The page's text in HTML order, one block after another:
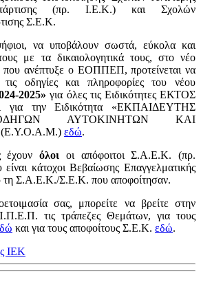
(πρ. Ι.Ε.Κ.) και Σχολών
Σ.Ε.Κ.
να υποβάλουν σωστά, εύκολα και
με τα δικαιολογητικά τους, στο νέο
που ανέπτυξε ο ΕΟΠΠΕΠ, προτείνεται να
τις οδηγίες και πληροφορίες του νέου
2025»για όλες τις Ειδικότητες ΕΚΤΟΣ
για την Ειδικότητα «ΕΚΠΑΙΔΕΥΤΗΣ
ΑΥΤΟΚΙΝΗΤΩΝ ΚΑΙ
εδώ.
έχουνόλοι οι απόφοιτοι Σ.Α.Ε.Κ. (πρ.
κάτοχοι Βεβαίωσης Επαγγελματικής
τη Σ.Α.Ε.Κ./Σ.Ε.Κ. που αποφοίτησαν.
σας, μπορείτε να βρείτε στην
τις τράπεζες Θεμάτων, για τους
και για τους αποφοίτους Σ.Ε.Κ. εδώ.
ΙΕΚ